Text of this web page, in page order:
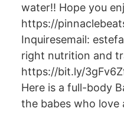
water!! Hope you
https://
Inquiresemail:
right nutrition and
https://bit.ly/
Here is a full-body
the babes who love